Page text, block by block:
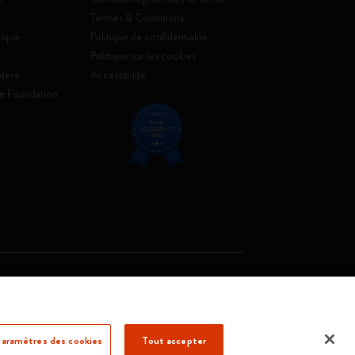
Foundation
Termes & Conditions
Politique de confidentialité
Politique sur les cookies
Accessibilité
des cookies Tout accepter